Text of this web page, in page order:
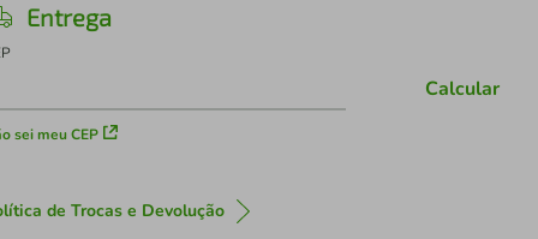
Entrega
sei meu CEP
Calcular
de Trocas e Devolução